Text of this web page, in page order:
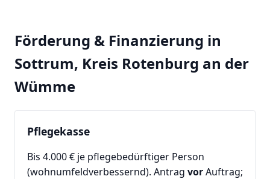
Förderung & Finanzierung in
Sottrum, Kreis Rotenburg an der
Wümme
Pflegekasse
Bis 4.000 € je pflegebedürftiger Person
(wohnumfeldverbessernd). Antrag vorAuftrag;